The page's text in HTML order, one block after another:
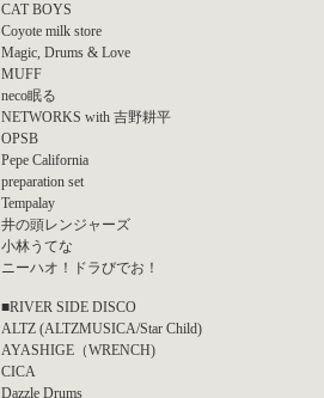
CAT BOYS
Coyote milk store
Magic, Drums & Love
MUFF
neco眠る
NETWORKS with 吉野耕平
OPSB
Pepe California
preparation set
Tempalay
井の頭レンジャーズ
小林うてな
ニーハオ！ドラびでお！
■RIVER SIDE DISCO
ALTZ (ALTZMUSICA/Star Child)
AYASHIGE（WRENCH)
CICA
Dazzle Drums